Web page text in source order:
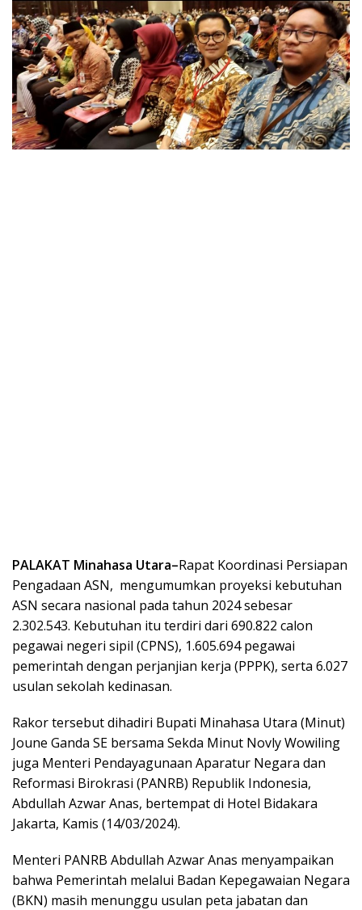
PALAKAT Minahasa Utara–Rapat Koordinasi Persiapan
Pengadaan ASN, mengumumkan proyeksi kebutuhan
ASN secara nasional pada tahun 2024 sebesar
2.302.543. Kebutuhan itu terdiri dari 690.822 calon
pegawai negeri sipil (CPNS), 1.605.694 pegawai
pemerintah dengan perjanjian kerja (PPPK), serta 6.027
usulan sekolah kedinasan.
Rakor tersebut dihadiri Bupati Minahasa Utara (Minut)
Joune Ganda SE bersama Sekda Minut Novly Wowiling
juga Menteri Pendayagunaan Aparatur Negara dan
Reformasi Birokrasi (PANRB) Republik Indonesia,
Abdullah Azwar Anas, bertempat di Hotel Bidakara
Jakarta, Kamis (14/03/2024).
Menteri PANRB Abdullah Azwar Anas menyampaikan
bahwa Pemerintah melalui Badan Kepegawaian Negara
(BKN) masih menunggu usulan peta jabatan dan